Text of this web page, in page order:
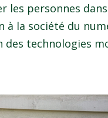
les personnes
à la société du
des technologies